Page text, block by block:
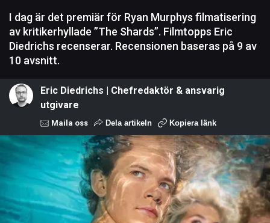
I dag är det premiär för Ryan Murphys filmatisering
av kritikerhyllade ”The Shards”. Filmtopps Eric
Diedrichs recenserar. Recensionen baseras på 9 av
10 avsnitt.
Eric Diedrichs | Chefredaktör & ansvarig
utgivare
Maila oss Dela artikeln Kopiera länk